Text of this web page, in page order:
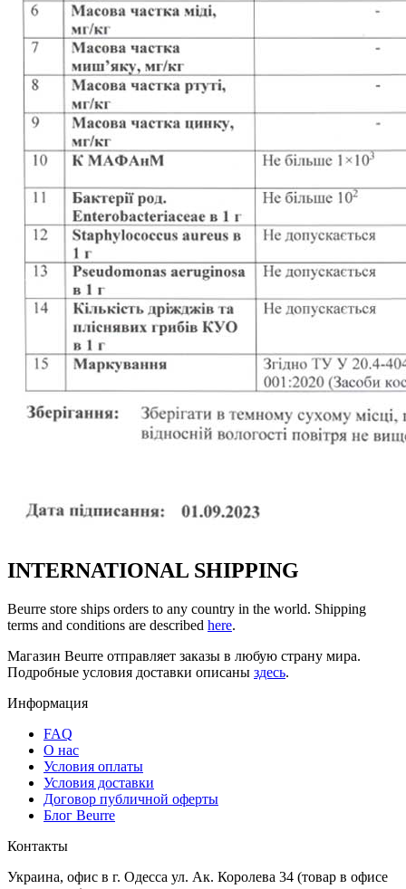
INTERNATIONAL SHIPPING
Beurre store ships orders to any country in the world. Shipping
terms and conditions are described here.
Магазин Beurre отправляет заказы в любую страну мира.
Подробные условия доставки описаны здесь.
Информация
FAQ
O нас
Условия оплаты
Условия доставки
Договор публичной оферты
Блог Beurre
Контакты
Украина, офис в г. Одесса ул. Ак. Королева 34 (товар в офисе